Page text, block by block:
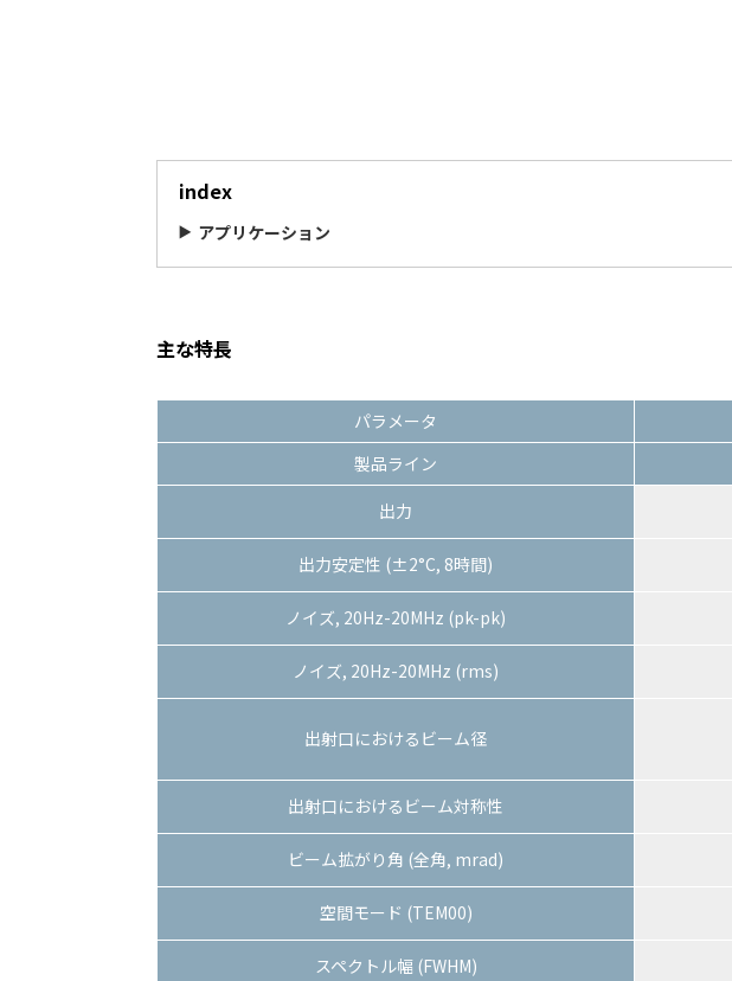
index
アプリケーション
主な特長
パラメータ
製品ライン
出力
出力安定性 (±2°C, 8時間)
ノイズ, 20Hz-20MHz (pk-pk)
ノイズ, 20Hz-20MHz (rms)
出射口におけるビーム径
出射口におけるビーム対称性
ビーム拡がり角 (全角, mrad)
空間モード (TEM00)
スペクトル幅 (FWHM)